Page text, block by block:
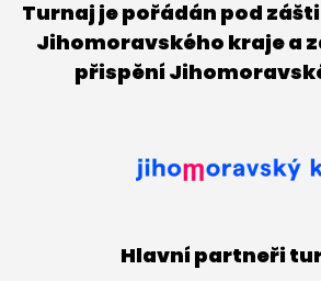
Turnaj je pořádán pod
Jihomoravského kraje a
přispění
Hlavní partneři